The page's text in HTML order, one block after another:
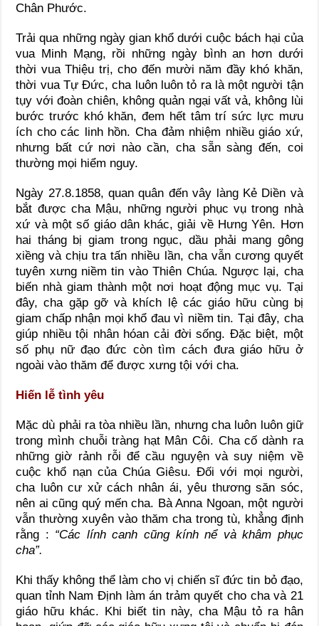
Chân Phước.
Trải qua những ngày gian khổ dưới cuộc bách hại của
vua Minh Mạng, rồi những ngày bình an hơn dưới
thời vua Thiệu trị, cho đến mười năm đầy khó khăn,
thời vua Tự Đức, cha luôn luôn tỏ ra là một người tận
tụy với đoàn chiên, không quản ngại vất vả, không lùi
bước trước khó khăn, đem hết tâm trí sức lực mưu
ích cho các linh hồn. Cha đảm nhiệm nhiều giáo xứ,
nhưng bất cứ nơi nào cần, cha sẵn sàng đến, coi
thường mọi hiểm nguy.
Ngày 27.8.1858, quan quân đến vây làng Kẻ Diền và
bắt được cha Mậu, những người phục vụ trong nhà
xứ và một số giáo dân khác, giải về Hưng Yên. Hơn
hai tháng bị giam trong ngục, dầu phải mang gông
xiềng và chịu tra tấn nhiều lần, cha vẫn cương quyết
tuyên xưng niềm tin vào Thiên Chúa. Ngược lại, cha
biến nhà giam thành một nơi hoạt động mục vụ. Tại
đây, cha gặp gỡ và khích lệ các giáo hữu cùng bị
giam chấp nhận mọi khổ đau vì niềm tin. Tại đây, cha
giúp nhiều tội nhân hóan cải đời sống. Đặc biệt, một
số phụ nữ đạo đức còn tìm cách đưa giáo hữu ở
ngoài vào thăm để được xưng tội với cha.
Hiến lễ tình yêu
Mặc dù phải ra tòa nhiều lần, nhưng cha luôn luôn giữ
trong mình chuỗi tràng hạt Mân Côi. Cha cố dành ra
những giờ rảnh rỗi để cầu nguyện và suy niệm về
cuộc khổ nạn của Chúa Giêsu. Đối với mọi người,
cha luôn cư xử cách nhân ái, yêu thương săn sóc,
nên ai cũng quý mến cha. Bà Anna Ngoan, một người
vẫn thường xuyên vào thăm cha trong tù, khẳng định
rằng : “Các lính canh cũng kính nể và khâm phục
cha”.
Khi thấy không thể làm cho vị chiến sĩ đức tin bỏ đạo,
quan tỉnh Nam Định làm án trảm quyết cho cha và 21
giáo hữu khác. Khi biết tin này, cha Mậu tỏ ra hân